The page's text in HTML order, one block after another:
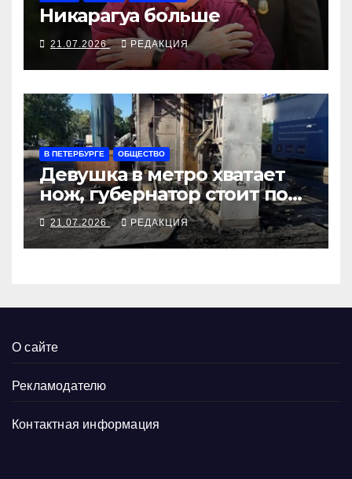
Никарагуа больше
21.07.2026 РЕДАКЦИЯ
В ПЕТЕРБУРГЕ ОБЩЕСТВО
Девушка в метро хватает
нож, губернатор стоит под
иконой
21.07.2026 РЕДАКЦИЯ
О сайте
Рекламодателю
Контактная информация